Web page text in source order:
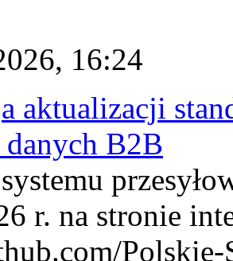
16:24
aktualizacji
B2B
r. na stronie
Polskie-